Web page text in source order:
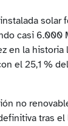
casi 6.000
en la
el 25,1 %
no
tras